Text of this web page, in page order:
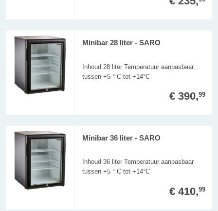
Minibar 28 liter - SARO
Inhoud 28 liter Temperatuur aanpasbaar
tussen +5 ° C tot +14°C
€ 390,99
Minibar 36 liter - SARO
Inhoud 36 liter Temperatuur aanpasbaar
tussen +5 ° C tot +14°C
€ 410,99